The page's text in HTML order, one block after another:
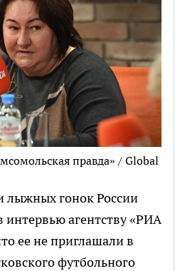
правда» / Global
лыжных гонок России
интервью агентству «РИА
ее не приглашали в
футбольного